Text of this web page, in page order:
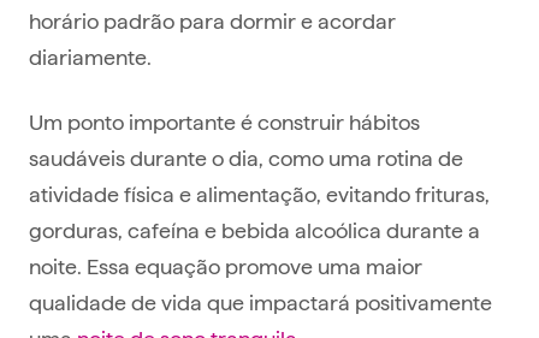
horário padrão para dormir e acordar
diariamente.
Um ponto importante é construir hábitos
saudáveis durante o dia, como uma rotina de
atividade física e alimentação, evitando frituras,
gorduras, cafeína e bebida alcoólica durante a
noite. Essa equação promove uma maior
qualidade de vida que impactará positivamente